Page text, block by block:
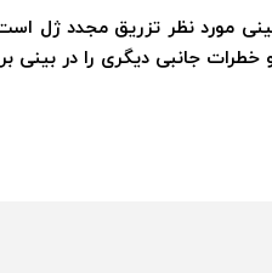
مورد نظر تزریق مجدد ژل
جانبی دیگری را در بینی